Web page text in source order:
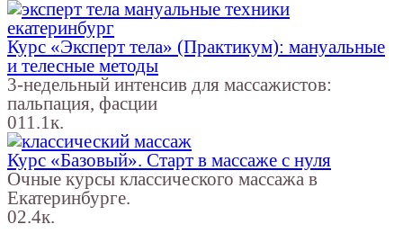
Курс «Эксперт тела» (Практикум): мануальные
и телесные методы
3-недельный интенсив для массажистов:
пальпация, фасции
011.1к.
Курс «Базовый». Старт в массаже с нуля
Очные курсы классического массажа в
Екатеринбурге.
02.4к.